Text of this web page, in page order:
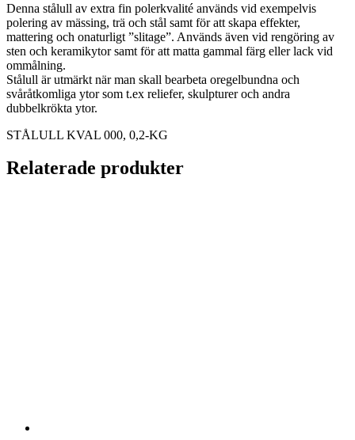
Denna stålull av extra fin polerkvalité används vid exempelvis
polering av mässing, trä och stål samt för att skapa effekter,
mattering och onaturligt ”slitage”. Används även vid rengöring av
sten och keramikytor samt för att matta gammal färg eller lack vid
ommålning.
Stålull är utmärkt när man skall bearbeta oregelbundna och
svåråtkomliga ytor som t.ex reliefer, skulpturer och andra
dubbelkrökta ytor.
STÅLULL KVAL 000, 0,2-KG
Relaterade produkter